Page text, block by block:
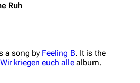
Ruh
a song by Feeling B. It is the
Wir kriegen euch alle album.